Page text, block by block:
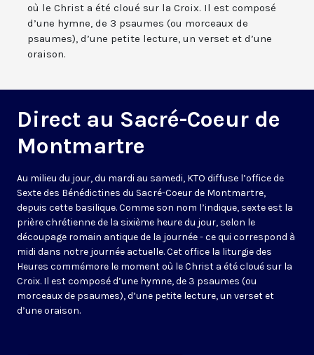
où le Christ a été cloué sur la Croix. Il est composé
d’une hymne, de 3 psaumes (ou morceaux de
psaumes), d’une petite lecture, un verset et d’une
oraison.
Direct au Sacré-Coeur de
Montmartre
Au milieu du jour, du mardi au samedi, KTO diffuse l’office de
Sexte des Bénédictines du Sacré-Coeur de Montmartre,
depuis cette basilique. Comme son nom l’indique, sexte est la
prière chrétienne de la sixième heure du jour, selon le
découpage romain antique de la journée - ce qui correspond à
midi dans notre journée actuelle. Cet office la liturgie des
Heures commémore le moment où le Christ a été cloué sur la
Croix. Il est composé d’une hymne, de 3 psaumes (ou
morceaux de psaumes), d’une petite lecture, un verset et
d’une oraison.